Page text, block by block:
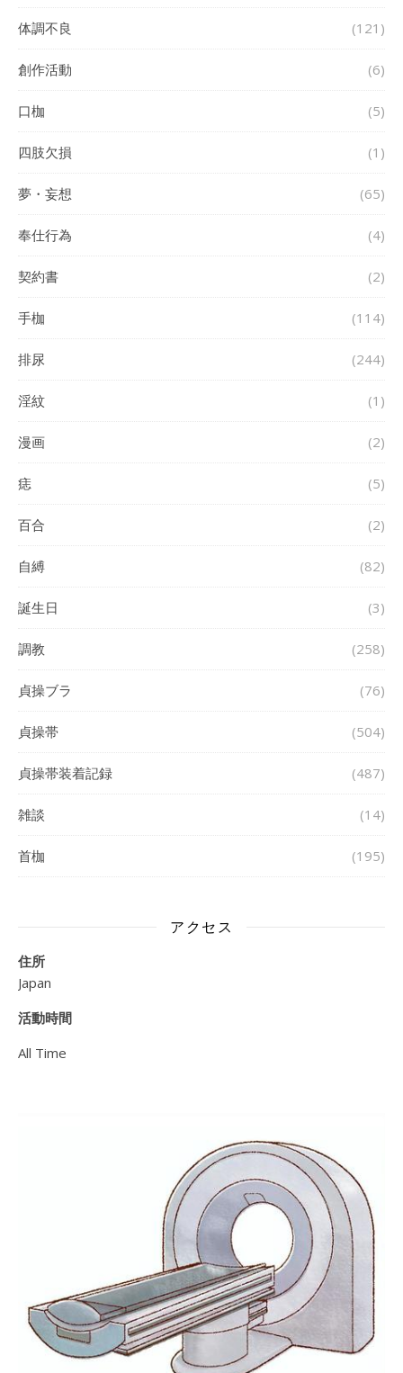
体調不良 (121)
創作活動 (6)
口枷 (5)
四肢欠損 (1)
夢・妄想 (65)
奉仕行為 (4)
契約書 (2)
手枷 (114)
排尿 (244)
淫紋 (1)
漫画 (2)
痣 (5)
百合 (2)
自縛 (82)
誕生日 (3)
調教 (258)
貞操ブラ (76)
貞操帯 (504)
貞操帯装着記録 (487)
雑談 (14)
首枷 (195)
アクセス
住所
Japan
活動時間
All Time